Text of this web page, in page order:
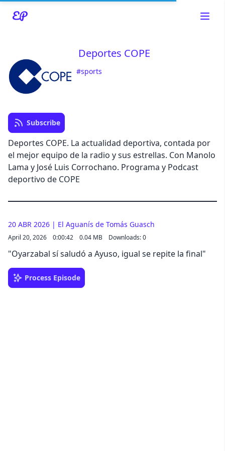
Read about our content policies
Deportes COPE
#sports
Subscribe
Deportes COPE. La actualidad deportiva, contada por
el mejor equipo de la radio y sus estrellas. Con Manolo
Lama y José Luis Corrochano. Programa y Podcast
deportivo de COPE
20 ABR 2026 | El Aguanís de Tomás Guasch
April 20, 2026 0:00:42 0.04 MB Downloads: 0
"Oyarzabal sí saludó a Ayuso, igual se repite la final"
Process Episode